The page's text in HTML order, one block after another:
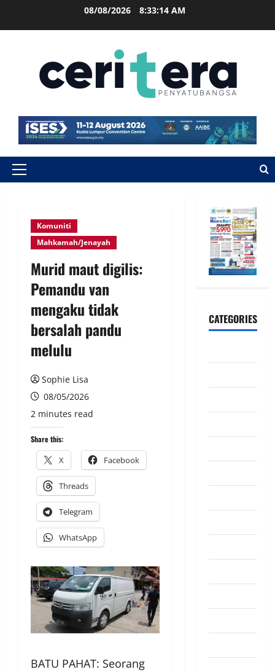
08/08/2026 8:33:14 AM
Komuniti
Mahkamah/Jenayah
Murid maut digilis:
Pemandu van
mengaku tidak
bersalah pandu
melulu
Sophie Lisa
08/05/2026
2 minutes read
Share this:
X Facebook
Threads
Telegram
WhatsApp
BATU PAHAT: Seorang
CATEGORIES